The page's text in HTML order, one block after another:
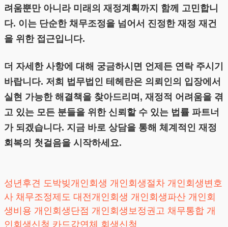
려움뿐만 아니라 미래의 재정계획까지 함께 고민합니
다. 이는 단순한 채무조정을 넘어서 진정한 재정 재건
을 위한 접근입니다.
더 자세한 사항에 대해 궁금하시면 언제든 연락 주시기
바랍니다. 저희 법무법인 테헤란은 의뢰인의 입장에서
실현 가능한 해결책을 찾아드리며, 재정적 어려움을 겪
고 있는 모든 분들을 위한 신뢰할 수 있는 법률 파트너
가 되겠습니다. 지금 바로 상담을 통해 체계적인 재정
회복의 첫걸음을 시작하세요.
성년후견 도박빚개인회생 개인회생절차 개인회생변호
사 채무조정제도 대전개인회생 개인회생파산 개인회
생비용 개인회생단점 개인회생보정권고 채무통합 개
인회생신청 카드값연체
회생신청